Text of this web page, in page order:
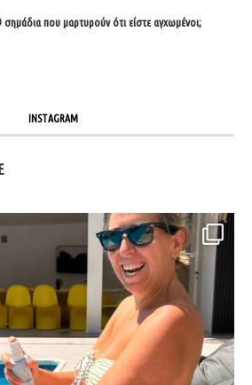
σημάδια που μαρτυρούν ότι είστε αγχωμένοι;
INSTAGRAM